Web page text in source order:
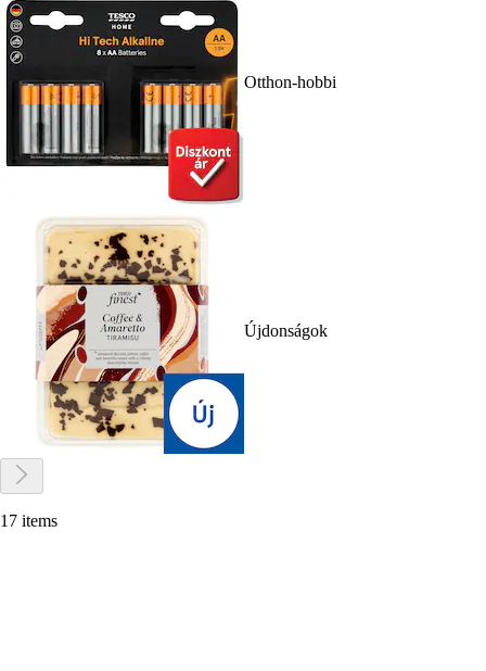
Otthon-hobbi
Újdonságok
17 items